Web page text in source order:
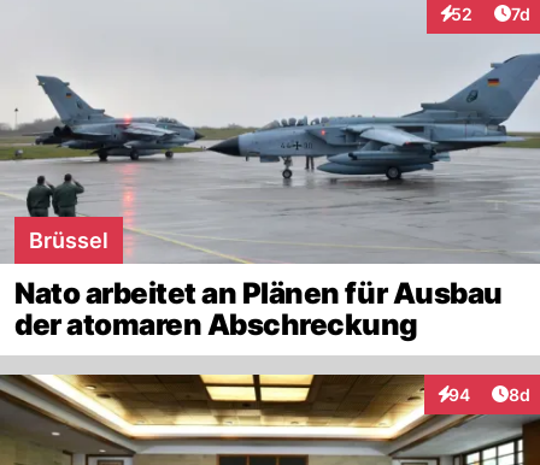
52
Interaktionen
7d
Brüssel
Nato arbeitet an Plänen für Ausbau
der atomaren Abschreckung
94
Interaktionen
8d